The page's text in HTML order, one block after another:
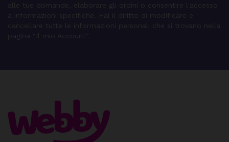
alle tue domande, elaborare gli ordini o consentire l'accesso
a informazioni specifiche. Hai il diritto di modificare e
cancellare tutte le informazioni personali che si trovano nella
pagina "Il mio Account".